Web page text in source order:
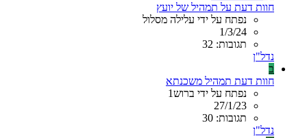
חוות דעת על תמהיל של יועץ
נפתח על ידי עלילה מסלול
1/3/24
תגובות: 32
נדל"ן
ב
חוות דעת תמהיל משכנתא
נפתח על ידי ברוש1
27/1/23
תגובות: 30
נדל"ן